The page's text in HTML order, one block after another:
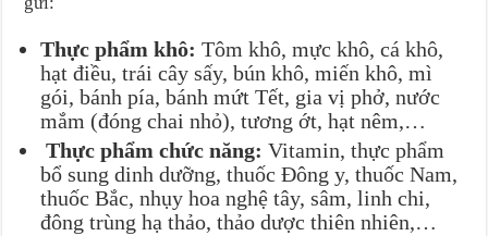
Thực phẩm khô:Tôm khô, mực khô, cá khô,
hạt điều, trái cây sấy, bún khô, miến khô, mì
gói, bánh pía, bánh mứt Tết, gia vị phở, nước
mắm (đóng chai nhỏ), tương ớt, hạt nêm,…
Thực phẩm chức năng:Vitamin, thực phẩm
bổ sung dinh dưỡng, thuốc Đông y, thuốc Nam,
thuốc Bắc, nhụy hoa nghệ tây, sâm, linh chi,
đông trùng hạ thảo, thảo dược thiên nhiên,…